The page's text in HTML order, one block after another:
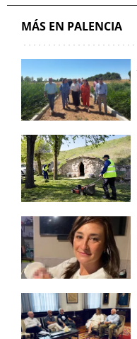
MÁS EN PALENCIA